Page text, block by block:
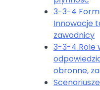
3-3-4
Innowacje
zawodnicy
3-3-4 Role
obronne,